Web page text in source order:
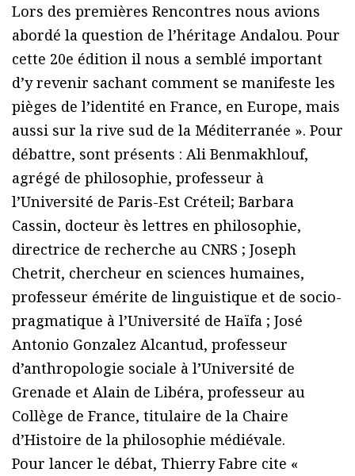
Lors des premières Rencontres nous avions
abordé la question de l’héritage Andalou. Pour
cette 20e édition il nous a semblé important
d’y revenir sachant comment se manifeste les
pièges de l’identité en France, en Europe, mais
aussi sur la rive sud de la Méditerranée ». Pour
débattre, sont présents : Ali Benmakhlouf,
agrégé de philosophie, professeur à
l’Université de Paris-Est Créteil; Barbara
Cassin, docteur ès lettres en philosophie,
directrice de recherche au CNRS ; Joseph
Chetrit, chercheur en sciences humaines,
professeur émérite de linguistique et de socio-
pragmatique à l’Université de Haïfa ; José
Antonio Gonzalez Alcantud, professeur
d’anthropologie sociale à l’Université de
Grenade et Alain de Libéra, professeur au
Collège de France, titulaire de la Chaire
d’Histoire de la philosophie médiévale.
Pour lancer le débat, Thierry Fabre cite «